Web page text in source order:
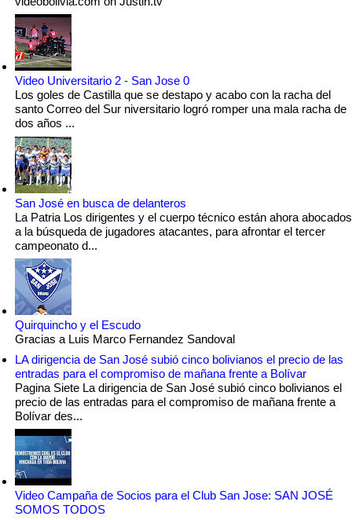
Video Universitario 2 - San Jose 0
Los goles de Castilla que se destapo y acabo con la racha del
santo Correo del Sur niversitario logró romper una mala racha de
dos años ...
San José en busca de delanteros
La Patria Los dirigentes y el cuerpo técnico están ahora abocados
a la búsqueda de jugadores atacantes, para afrontar el tercer
campeonato d...
Quirquincho y el Escudo
Gracias a Luis Marco Fernandez Sandoval
LA dirigencia de San José subió cinco bolivianos el precio de las
entradas para el compromiso de mañana frente a Bolívar
Pagina Siete La dirigencia de San José subió cinco bolivianos el
precio de las entradas para el compromiso de mañana frente a
Bolívar des...
Video Campaña de Socios para el Club San Jose: SAN JOSÉ
SOMOS TODOS